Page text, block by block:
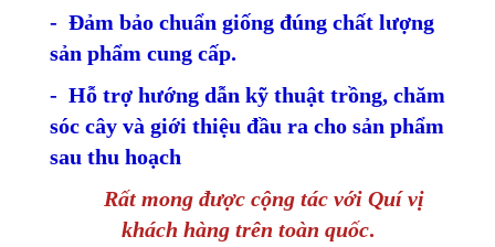
- Đảm bảo chuẩn giống đúng chất lượng
sản phẩm cung cấp.
- Hỗ trợ hướng dẫn kỹ thuật trồng, chăm
sóc cây và giới thiệu đầu ra cho sản phẩm
sau thu hoạch
Rất mong được cộng tác với Quí vị
khách hàng trên toàn quốc.